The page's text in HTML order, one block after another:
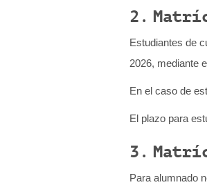
2.
Estudiantes de
2026, mediante
En el caso de
El plazo para
3.
Para alumnado